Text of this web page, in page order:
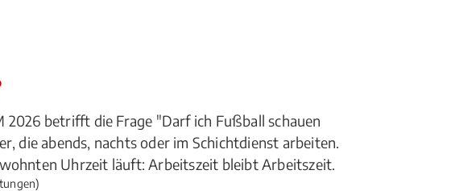
betrifft die Frage "Darf ich Fußball schauen
die abends, nachts oder im Schichtdienst arbeiten.
Uhrzeit läuft: Arbeitszeit bleibt Arbeitszeit.